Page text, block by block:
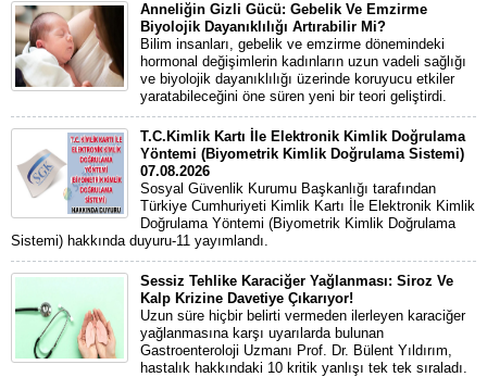
Anneliğin Gizli Gücü: Gebelik Ve Emzirme
Biyolojik Dayanıklılığı Artırabilir Mi?
Bilim insanları, gebelik ve emzirme dönemindeki
hormonal değişimlerin kadınların uzun vadeli sağlığı
ve biyolojik dayanıklılığı üzerinde koruyucu etkiler
yaratabileceğini öne süren yeni bir teori geliştirdi.
T.C.Kimlik Kartı İle Elektronik Kimlik Doğrulama
Yöntemi (Biyometrik Kimlik Doğrulama Sistemi)
07.08.2026
Sosyal Güvenlik Kurumu Başkanlığı tarafından
Türkiye Cumhuriyeti Kimlik Kartı İle Elektronik Kimlik
Doğrulama Yöntemi (Biyometrik Kimlik Doğrulama
Sistemi) hakkında duyuru-11 yayımlandı.
Sessiz Tehlike Karaciğer Yağlanması: Siroz Ve
Kalp Krizine Davetiye Çıkarıyor!
Uzun süre hiçbir belirti vermeden ilerleyen karaciğer
yağlanmasına karşı uyarılarda bulunan
Gastroenteroloji Uzmanı Prof. Dr. Bülent Yıldırım,
hastalık hakkındaki 10 kritik yanlışı tek tek sıraladı.